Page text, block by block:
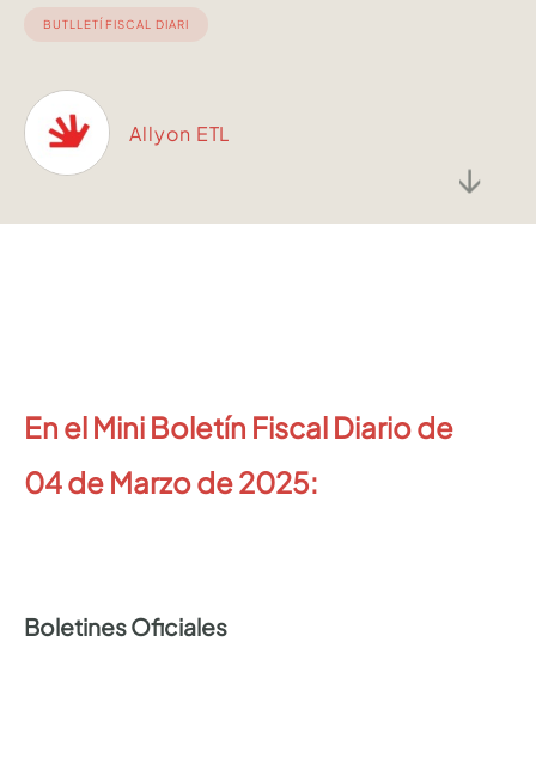
↓
BUTLLETÍ FISCAL DIARI
Allyon ETL
En el Mini Boletín Fiscal Diario de
04de Marzo de 2025:
Boletines Oficiales